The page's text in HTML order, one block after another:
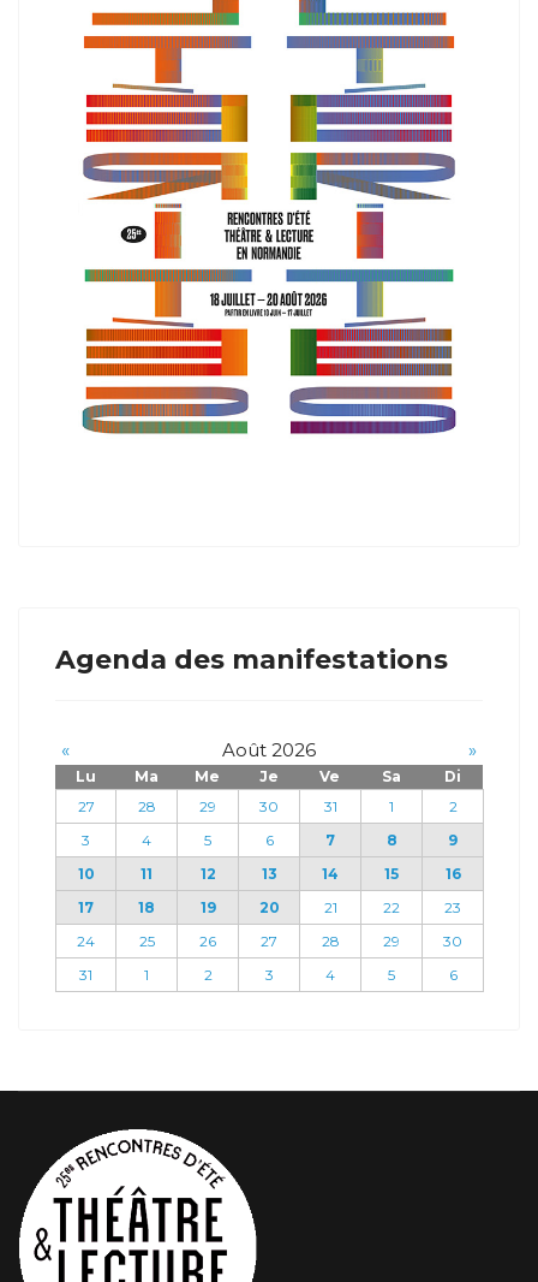
Agenda des manifestations
« Août 2026 »
Lu Ma Me Je Ve Sa
Di
27
28 29 30 31 1
2
3
4 5 6 7 8
9
10
11 12 13 14 15
16
17
18 19 20 21 22
23
24
25 26 27 28 29
30
31
1 2 3 4 5 6